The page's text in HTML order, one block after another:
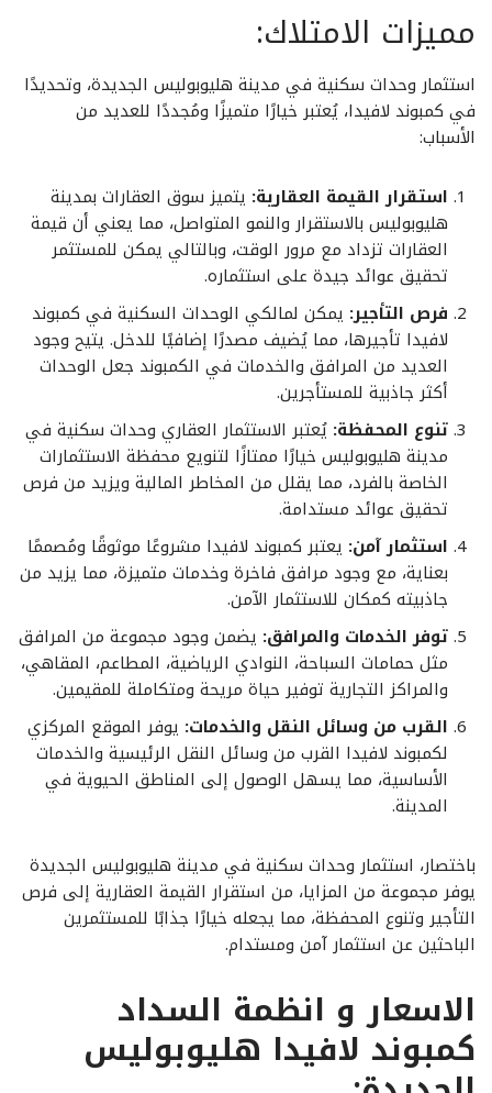
مميزات الامتلاك:
استثمار وحدات سكنية في مدينة هليوبوليس الجديدة، وتحديدًا
في كمبوند لافيدا، يُعتبر خيارًا متميزًا ومُجددًا للعديد من
الأسباب:
استقرار القيمة العقارية: يتميز سوق العقارات بمدينة
هليوبوليس بالاستقرار والنمو المتواصل، مما يعني أن قيمة
العقارات تزداد مع مرور الوقت، وبالتالي يمكن للمستثمر
تحقيق عوائد جيدة على استثماره.
فرص التأجير: يمكن لمالكي الوحدات السكنية في كمبوند
لافيدا تأجيرها، مما يُضيف مصدرًا إضافيًا للدخل. يتيح وجود
العديد من المرافق والخدمات في الكمبوند جعل الوحدات
أكثر جاذبية للمستأجرين.
تنوع المحفظة: يُعتبر الاستثمار العقاري وحدات سكنية في
مدينة هليوبوليس خيارًا ممتازًا لتنويع محفظة الاستثمارات
الخاصة بالفرد، مما يقلل من المخاطر المالية ويزيد من فرص
تحقيق عوائد مستدامة.
استثمار آمن: يعتبر كمبوند لافيدا مشروعًا موثوقًا ومُصممًا
بعناية، مع وجود مرافق فاخرة وخدمات متميزة، مما يزيد من
جاذبيته كمكان للاستثمار الآمن.
توفر الخدمات والمرافق: يضمن وجود مجموعة من المرافق
مثل حمامات السباحة، النوادي الرياضية، المطاعم، المقاهي،
والمراكز التجارية توفير حياة مريحة ومتكاملة للمقيمين.
القرب من وسائل النقل والخدمات: يوفر الموقع المركزي
لكمبوند لافيدا القرب من وسائل النقل الرئيسية والخدمات
الأساسية، مما يسهل الوصول إلى المناطق الحيوية في
المدينة.
باختصار، استثمار وحدات سكنية في مدينة هليوبوليس الجديدة
يوفر مجموعة من المزايا، من استقرار القيمة العقارية إلى فرص
التأجير وتنوع المحفظة، مما يجعله خيارًا جذابًا للمستثمرين
الباحثين عن استثمار آمن ومستدام.
الاسعار و انظمة السداد
كمبوند لافيدا هليوبوليس